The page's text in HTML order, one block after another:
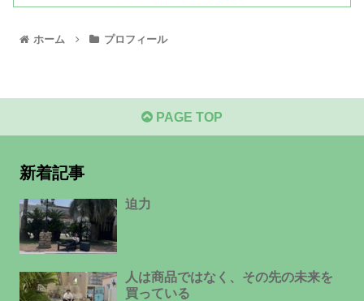
ホーム プロフィール
PAGE TOP
新着記事
迫力
人は商品ではなく、その先の未来を
買っている